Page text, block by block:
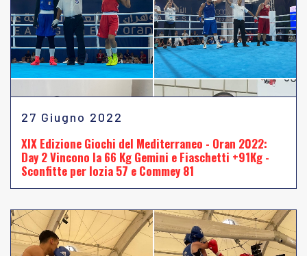
27 Giugno 2022
XIX Edizione Giochi del Mediterraneo - Oran 2022:
Day 2 Vincono la 66 Kg Gemini e Fiaschetti +91Kg -
Sconfitte per Iozia 57 e Commey 81